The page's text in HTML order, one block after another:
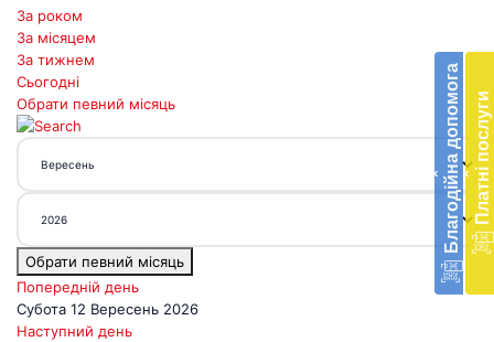
‹ Благодійна допомогав
‹ Платні послуги
За роком
За місяцем
За тижнем
Сьогодні
Обрати певний місяць
Обрати певний місяць
Попередній день
Субота 12 Вересень 2026
Наступний день